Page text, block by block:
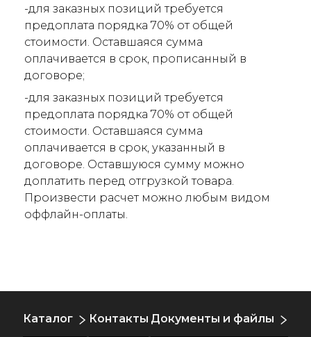
-для заказных позиций требуется
предоплата порядка 70% от общей
стоимости. Оставшаяся сумма
оплачивается в срок, прописанный в
договоре;
-для заказных позиций требуется
предоплата порядка 70% от общей
стоимости. Оставшаяся сумма
оплачивается в срок, указанный в
договоре. Оставшуюся сумму можно
доплатить перед отгрузкой товара.
Произвести расчет можно любым видом
оффлайн-оплаты.
Каталог Контакты Документы и файлы